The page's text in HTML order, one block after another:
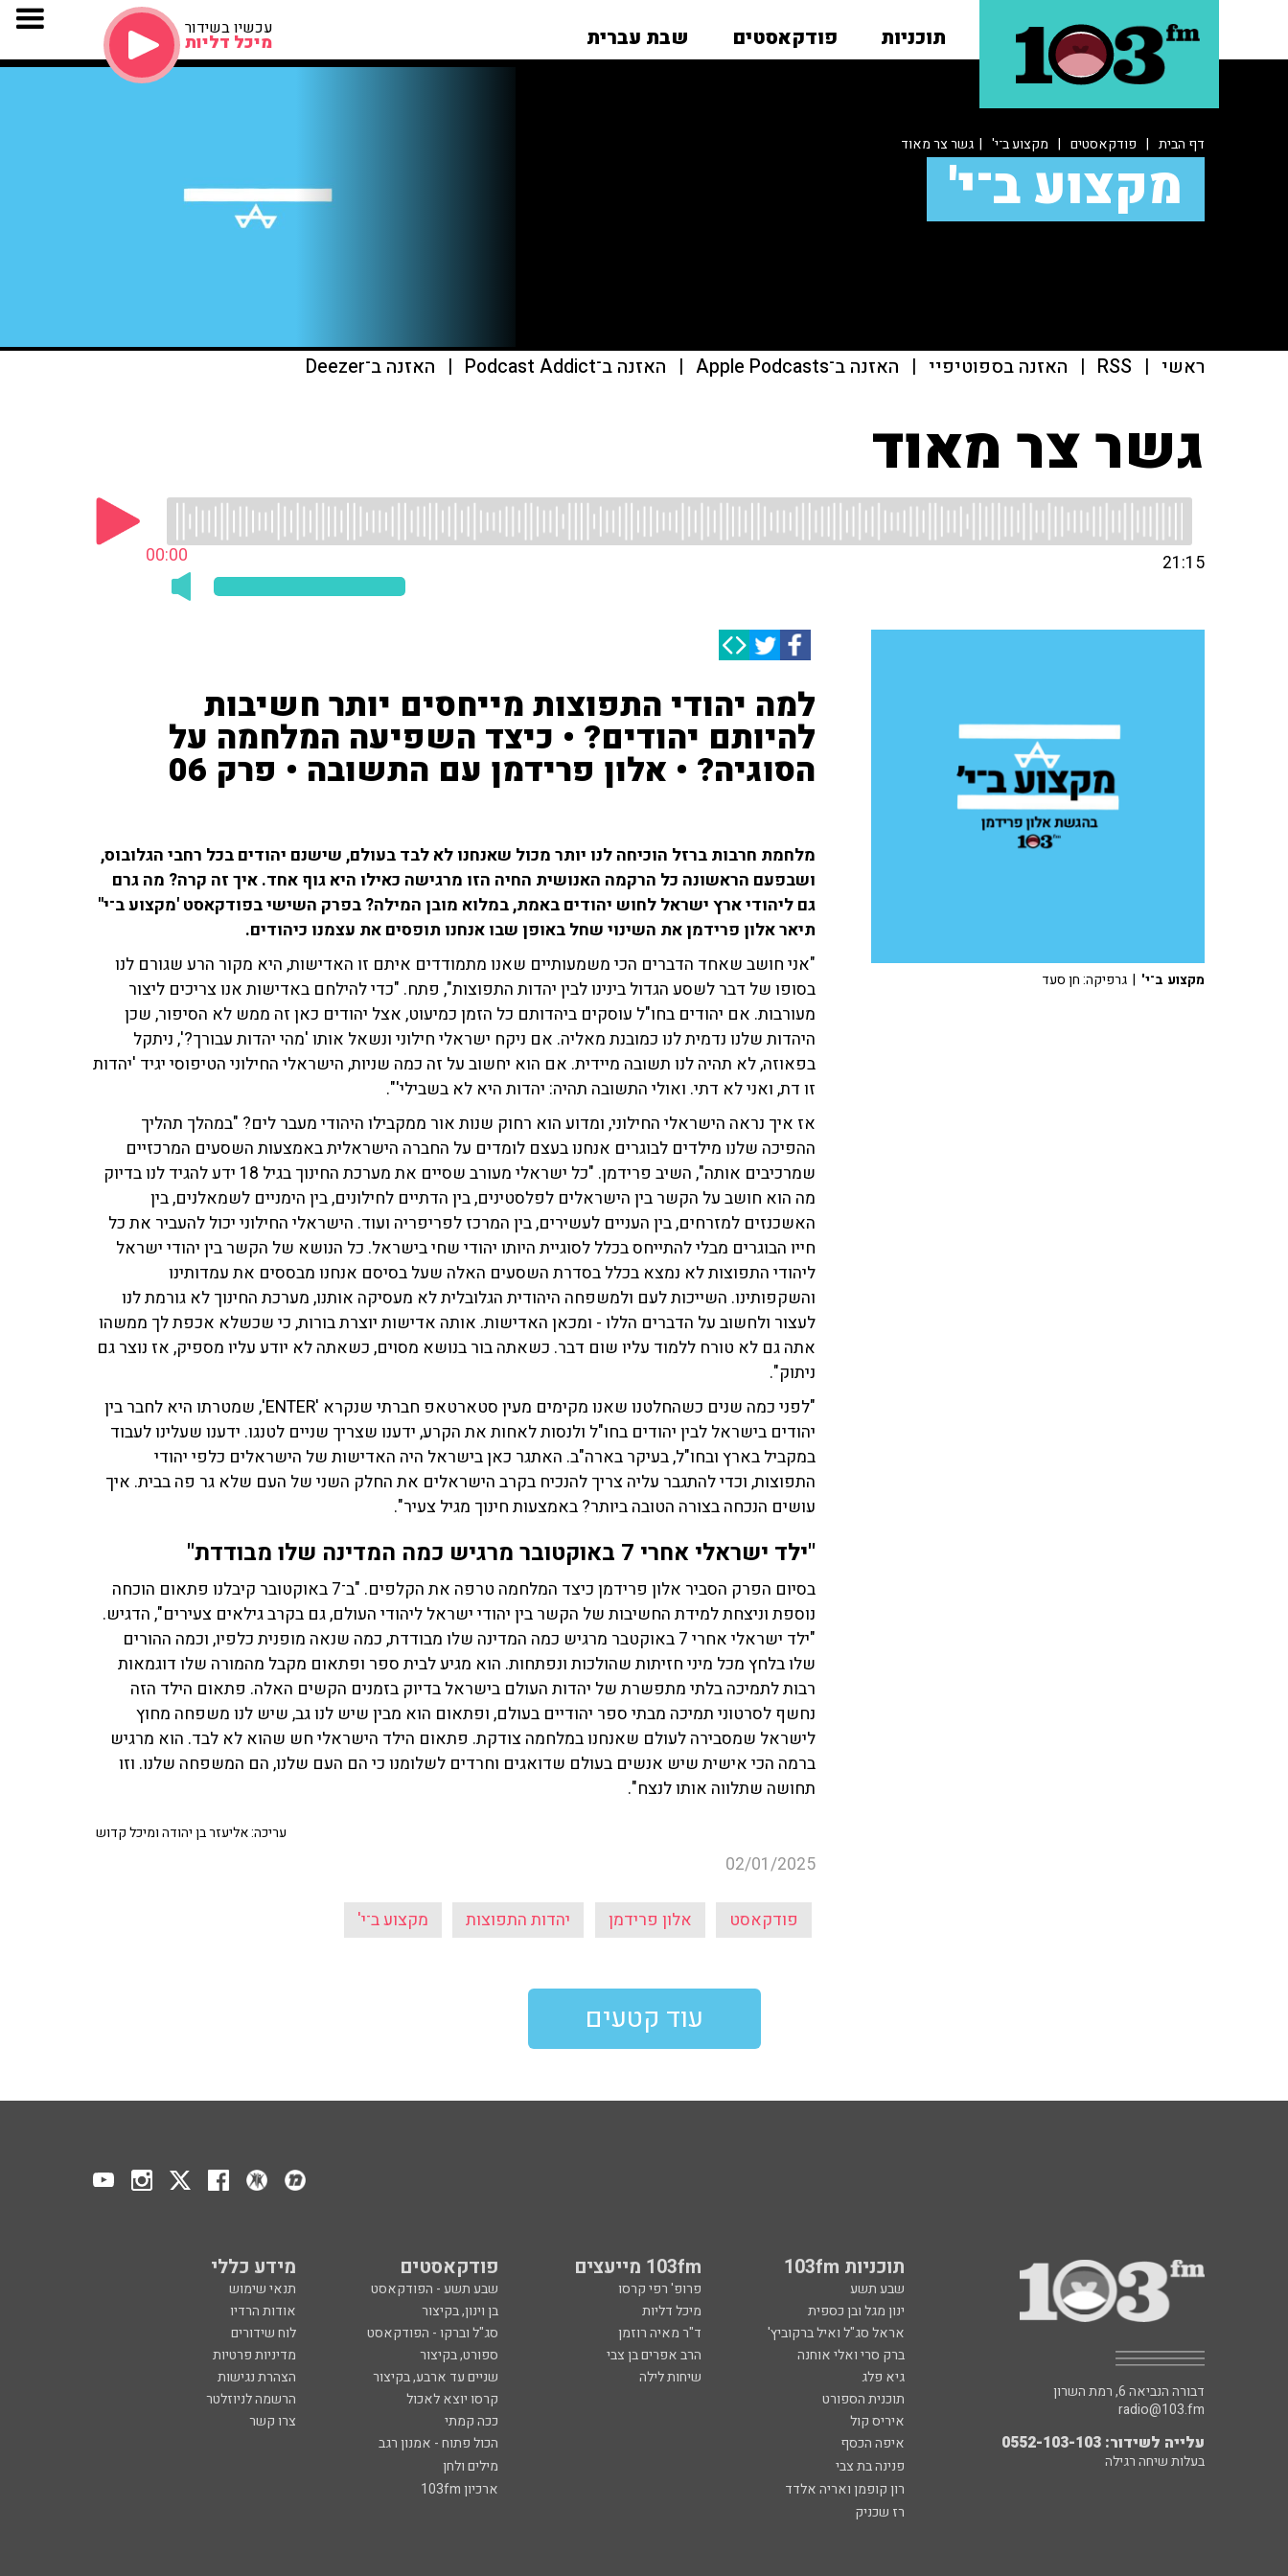
תוכניות פודקאסטים שבת עברית עכשיו בשידור
מיכל דליות
דף הבית | פודקאסטים | מקצוע ב־י' | גשר צר מאוד
מקצוע ב־י'
ראשי |
RSS
| האזנה בספוטיפיי | האזנה ב־Apple Podcasts | האזנה ב־Podcast Addict | האזנה ב־Deezer
גשר צר מאוד
00:00 21:15
למה יהודי התפוצות מייחסים יותר חשיבות
להיותם יהודים? • כיצד השפיעה המלחמה על
הסוגיה? • אלון פרידמן עם התשובה • פרק 06
מלחמת חרבות ברזל הוכיחה לנו יותר מכול שאנחנו לא לבד בעולם, שישנם יהודים בכל רחבי הגלובוס,
ושבפעם הראשונה כל הרקמה האנושית החיה הזו מרגישה כאילו היא גוף אחד. איך זה קרה? מה גרם
גם ליהודי ארץ ישראל לחוש יהודים באמת, במלוא מובן המילה? בפרק השישי בפודקאסט 'מקצוע ב־י''
תיאר אלון פרידמן את השינוי שחל באופן שבו אנחנו תופסים את עצמנו כיהודים.
"אני חושב שאחד הדברים הכי משמעותיים שאנו מתמודדים איתם זו האדישות, היא מקור הרע שגורם לנו
בסופו של דבר לשסע הגדול בינינו לבין יהדות התפוצות", פתח. "כדי להילחם באדישות אנו צריכים ליצור
מעורבות. אם יהודים בחו"ל עוסקים ביהדותם כל הזמן כמיעוט, אצל יהודים כאן זה ממש לא הסיפור, שכן
היהדות שלנו נדמית לנו כמובנת מאליה. אם ניקח ישראלי חילוני ונשאל אותו 'מהי יהדות עבורך?', ניתקל
בפאוזה, לא תהיה לנו תשובה מיידית. אם הוא יחשוב על זה כמה שניות, הישראלי החילוני הטיפוסי יגיד 'יהדות
זו דת, ואני לא דתי. ואולי התשובה תהיה: יהדות היא לא בשבילי'".
אז איך נראה הישראלי החילוני, ומדוע הוא רחוק שנות אור ממקבילו היהודי מעבר לים? "במהלך תהליך
ההפיכה שלנו מילדים לבוגרים אנחנו בעצם לומדים על החברה הישראלית באמצעות השסעים המרכזיים
שמרכיבים אותה", השיב פרידמן. "כל ישראלי מעורב שסיים את מערכת החינוך בגיל 18 ידע להגיד לנו בדיוק
מה הוא חושב על הקשר בין הישראלים לפלסטינים, בין הדתיים לחילונים, בין הימניים לשמאלנים, בין
האשכנזים למזרחים, בין העניים לעשירים, בין המרכז לפריפריה ועוד. הישראלי החילוני יכול להעביר את כל
חייו הבוגרים מבלי להתייחס בכלל לסוגיית היותו יהודי שחי בישראל. כל הנושא של הקשר בין יהודי ישראל
ליהודי התפוצות לא נמצא בכלל בסדרת השסעים האלה שעל בסיסם אנחנו מבססים את עמדותינו
והשקפותינו. השייכות לעם ולמשפחה היהודית הגלובלית לא מעסיקה אותנו, מערכת החינוך לא גורמת לנו
לעצור ולחשוב על הדברים הללו - ומכאן האדישות. אותה אדישות יוצרת בורות, כי שכשלא אכפת לך ממשהו
אתה גם לא טורח ללמוד עליו שום דבר. כשאתה בור בנושא מסוים, כשאתה לא יודע עליו מספיק, אז נוצר גם
ניתוק".
"לפני כמה שנים כשהחלטנו שאנו מקימים מעין סטארטאפ חברתי שנקרא 'ENTER', שמטרתו היא לחבר בין
יהודים בישראל לבין יהודים בחו"ל ולנסות לאחות את הקרע, ידענו שצריך שניים לטנגו. ידענו שעלינו לעבוד
במקביל בארץ ובחו"ל, בעיקר בארה"ב. האתגר כאן בישראל היה האדישות של הישראלים כלפי יהודי
התפוצות, וכדי להתגבר עליה צריך להנכיח בקרב הישראלים את החלק השני של העם שלא גר פה בבית. איך
עושים הנכחה בצורה הטובה ביותר? באמצעות חינוך מגיל צעיר".
"ילד ישראלי אחרי 7 באוקטובר מרגיש כמה המדינה שלו מבודדת"
בסיום הפרק הסביר אלון פרידמן כיצד המלחמה טרפה את הקלפים. "ב־7 באוקטובר קיבלנו פתאום הוכחה
נוספת וניצחת למידת החשיבות של הקשר בין יהודי ישראל ליהודי העולם, גם בקרב גילאים צעירים", הדגיש.
"ילד ישראלי אחרי 7 באוקטבר מרגיש כמה המדינה שלו מבודדת, כמה שנאה מופנית כלפיו, וכמה ההורים
שלו בלחץ מכל מיני חזיתות שהולכות ונפתחות. הוא מגיע לבית ספר ופתאום מקבל מהמורה שלו דוגמאות
רבות לתמיכה בלתי מתפשרת של יהדות העולם בישראל בדיוק בזמנים הקשים האלה. פתאום הילד הזה
נחשף לסרטוני תמיכה מבתי ספר יהודיים בעולם, ופתאום הוא מבין שיש לנו גב, שיש לנו משפחה מחוץ
לישראל שמסבירה לעולם שאנחנו במלחמה צודקת. פתאום הילד הישראלי חש שהוא לא לבד. הוא מרגיש
ברמה הכי אישית שיש אנשים בעולם שדואגים וחרדים לשלומנו כי הם העם שלנו, הם המשפחה שלנו. וזו
תחושה שתלווה אותו לנצח".
עריכה: אליעזר בן יהודה ומיכל קדוש
02/01/2025
פודקאסט אלון פרידמן יהדות התפוצות מקצוע ב־י'
מקצוע ב־י' | גרפיקה: חן סעד
עוד קטעים
תוכניות 103fm 103fm מייעצים פודקאסטים מידע כללי
שבע תשע פרופ' רפי קרסו שבע תשע - הפודקאסט
תנאי שימוש
ינון מגל ובן כספית
מיכל דליות בן וינון, בקיצור
אודות הרדיו
אראל סג"ל ואיל ברקוביץ'
ד"ר מאיה רוזמן סג"ל וברקו - הפודקאסט
לוח שידורים
ברק סרי ואלי אוחנה
הרב אפרים בן צבי ספורט, בקיצור
מדיניות פרטיות
גיא פלג
שיחות לילה שניים עד ארבע, בקיצור
הצהרת נגישות
תוכנית הספורט
קרסו יוצא לאכול
הרשמה לניוזלטר
איריס קול
ככה קמתי
צרו קשר
איפה הכסף
הכול פתוח - אמנון רגב
פנינה בת צבי
מילים ולחן
רון קופמן ואריה אלדד
ארכיון 103fm
רז שכניק
דבורה הנביאה 6, רמת השרון
radio@103.fm
עלייה לשידור: 0552-103-103
בעלות שיחה רגילה